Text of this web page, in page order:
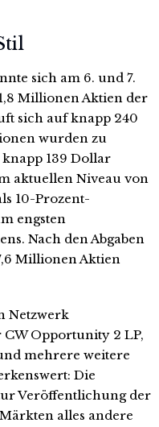
sich am 6. und 7.
Millionen Aktien der
sich auf knapp 240
wurden zu
139 Dollar
aktuellen Niveau von
10-Prozent-
engsten
Nach den Abgaben
Millionen Aktien
Netzwerk
Opportunity 2 LP,
mehrere weitere
Die
Veröffentlichung der
alles andere